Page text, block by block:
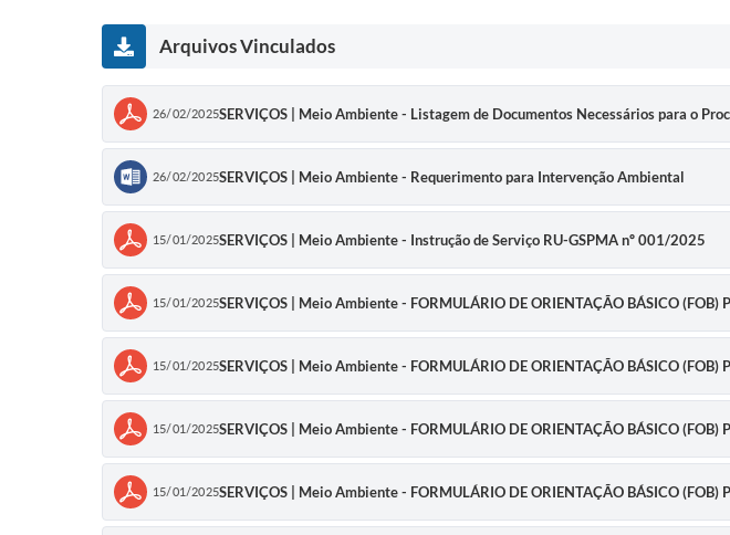
Arquivos Vinculados
26/02/2025SERVIÇOS | Meio Ambiente - Listagem de Documentos Necessários para o
26/02/2025SERVIÇOS | Meio Ambiente - Requerimento para Intervenção Ambiental
15/01/2025SERVIÇOS | Meio Ambiente - Instrução de Serviço RU-GSPMA nº 001/2025
15/01/2025SERVIÇOS | Meio Ambiente - FORMULÁRIO DE ORIENTAÇÃO BÁSICO (FOB)
15/01/2025SERVIÇOS | Meio Ambiente - FORMULÁRIO DE ORIENTAÇÃO BÁSICO
15/01/2025SERVIÇOS | Meio Ambiente - FORMULÁRIO DE ORIENTAÇÃO BÁSICO (FOB)
15/01/2025SERVIÇOS | Meio Ambiente - FORMULÁRIO DE ORIENTAÇÃO BÁSICO